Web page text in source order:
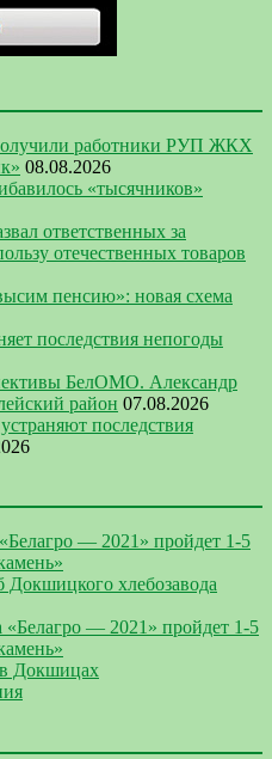
работники РУП ЖКХ
08.08.2026
«тысячников»
ответственных за
отечественных товаров
пенсию»: новая схема
последствия непогоды
БелОМО. Александр
район 07.08.2026
последствия
— 2021» пройдет 1-5
Докшицкого хлебозавода
«Белагро — 2021» пройдет 1-5
Докшицах